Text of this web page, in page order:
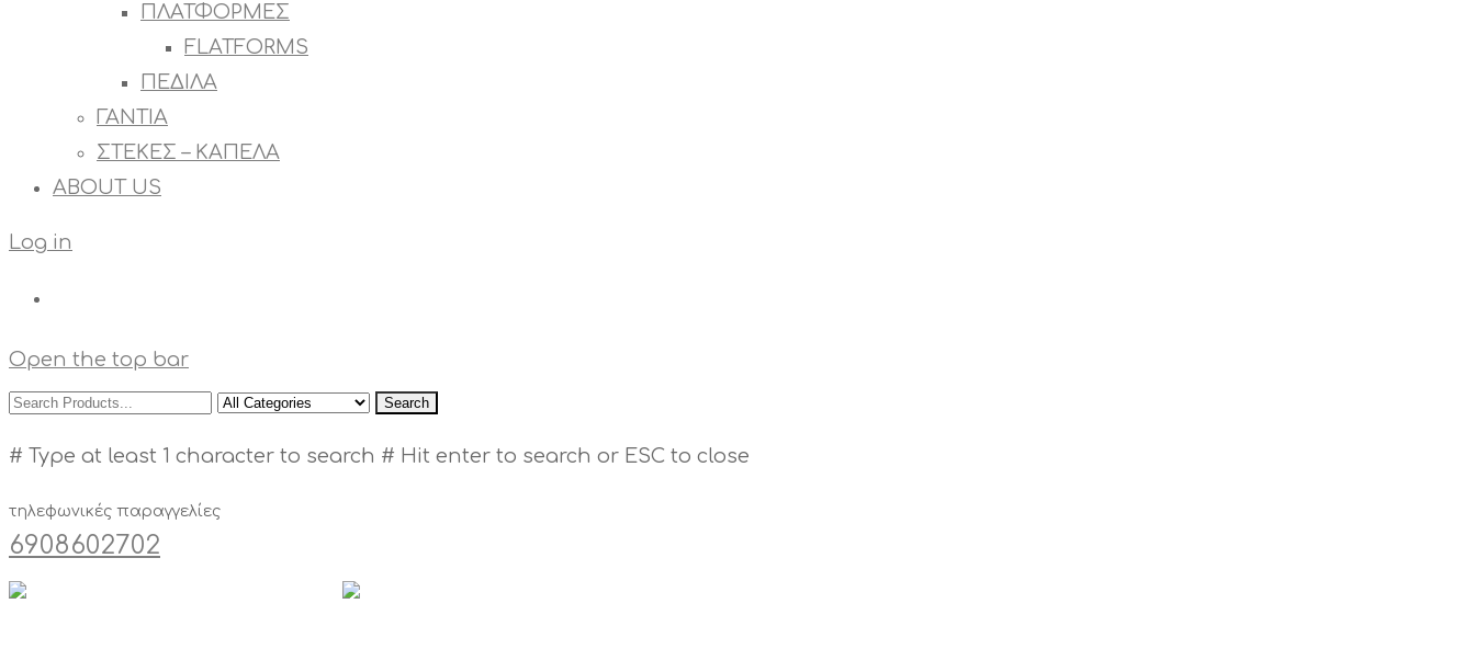
ΠΛΑΤΦΟΡΜΕΣ
FLATFORMS
ΠΕΔΙΛΑ
ΓΑΝΤΙΑ
ΣΤΕΚΕΣ – ΚΑΠΕΛΑ
ABOUT US
Log in
Open the top bar
Search
# Type at least 1 character to search # Hit enter to search or ESC to close
τηλεφωνικές παραγγελίες
6908602702